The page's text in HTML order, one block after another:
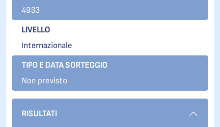
4933
LIVELLO
Internazionale
TIPO E DATA SORTEGGIO
Non previsto
RISULTATI